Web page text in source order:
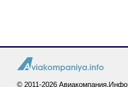
© 2011-2026 Авиакомпания.Инфо